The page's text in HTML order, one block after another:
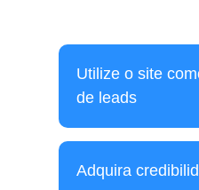
Utilize o site
de leads
Adquira